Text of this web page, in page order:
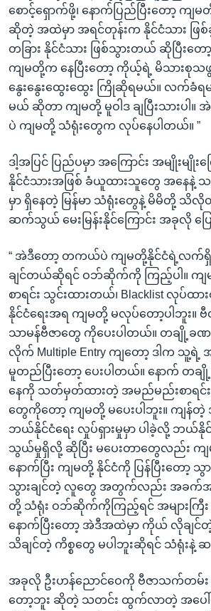
စောင့်ရှောက်ဖို့၊ နောက်ပြည်ပြီးတော့ ကျ
ဆိုတဲ့ အထဲမှာ အရင်တုန်းက နိုင်ငံသား ဖြစ်
တခြား နိုင်ငံသား ဖြစ်သွားတယ် ဆိုပြီးတော့
ကျမတို့က နေပြီးတော့ ကိုယ့်ရဲ့ မိသားစုသ
နွေးနွေးထွေးထွေး ကြိုဆိုရမယ်။ လက်
မယ် ဆိုတာ ကျမတို့ မူဝါဒ ချပြီးသားပါ။
ပဲ ကျမတို့ သံရုံးတွေက လုပ်နေပါတယ်။ ”
ဒါ့အပြင် ပြည်ပမှာ အကြောင်း အမျိုးမျိုးက
နိုင်ငံသားအဖြစ် ခံယူထားသူတွေ အနေနဲ့
မှာ ရှိနေတဲ့ မြန်မာ သံရုံးတွေနဲ့ မိမိတို့
ဆက်သွယ် မေးမြန်းနိုင်ကြောင်း အခုလို ပြ
“ အဲဒီတော့ တကယ်ပဲ ကျမတို့နိုင်ငံရဲ့လက်
ချင်တယ်ဆိုရင် ဝဘ်ဆိုက်ကို ကြည့်ပါ။ က
စာရင်း သွင်းထားတယ်၊ Blacklist လုပ်
နိုင်ငံရေးအရ ကျမတို့ မလုပ်တော့ပါဘူး။ ဗီ
သာမန်ဗီဇာတွေ ကိုပေးပါတယ်။ တချို့
လိုက် Multiple Entry ကျတော့ ဒါက သူ့ရဲ့
မူတည်ပြီးတော့ ပေးပါတယ်။ နောက် တချို့
နေကို သတ်မှတ်ထားတဲ့ အမည်မည်းစာရင်
တွေကိုတော့ ကျမတို့ မပေးပါဘူး။ ကျန်
ဘယ်နိုင်ငံရေး လှုပ်ရှားမှုမှာ ပါခဲ့လို့ ဘယ်နို
သွယ်မှုရှိလို့ ဆိုပြီး မပေးတာတွေလည်း ကျ
နောက်ပြီး ကျမတို့ နိုင်ငံကို ပြန်ပြီးတော့
သွားချင်တဲ့ လူတွေ အတွက်လည်း အခက်အခဲ
တို့ သံရုံး ဝဘ်ဆိုက်ကိုကြည့်ရင် အများကြီ
နောက်ပြီးတော့ အဲဒီအထဲမှာ ကိုယ် လိုချ
သိချင်တဲ့ ကိစ္စတွေ မပါဘူးဆိုရင် သံရုံးနဲ့
အခုလို ဦးဟန်ညောင်ဝေကို ဗီဇာသက်တမ်း
တော့ဘူး ဆိုတဲ့ သတင်း ထွက်လာတဲ့ အပေါ်